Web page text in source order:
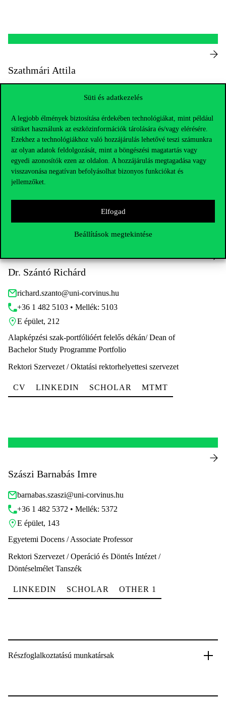
Süti és adatkezelés
A legjobb élmények biztosítása érdekében technológiákat, mint például
sütiket használunk az eszközinformációk tárolására és/vagy elérésére.
Ezekhez a technológiákhoz való hozzájárulás lehetővé teszi számunkra
az olyan adatok feldolgozását, mint a böngészési magatartás vagy
egyedi azonosítók ezen az oldalon. A hozzájárulás megtagadása vagy
visszavonása negatívan befolyásolhat bizonyos funkciókat és
jellemzőket.
Elfogad
Beállítások megtekintése
Szathmári Attila
E épület, 128
Adjunktus / Assistant Professor
Rektori Szervezet / Operáció és Döntés Intézet /
Döntéselmélet Tanszék
CV LINKEDIN
Dr. Szántó Richárd
richard.szanto@uni-corvinus.hu
+36 1 482 5103 • Mellék: 5103
E épület, 212
Alapképzési szak-portfólióért felelős dékán/ Dean of
Bachelor Study Programme Portfolio
Rektori Szervezet / Oktatási rektorhelyettesi szervezet
CV LINKEDIN SCHOLAR MTMT
Szászi Barnabás Imre
barnabas.szaszi@uni-corvinus.hu
+36 1 482 5372 • Mellék: 5372
E épület, 143
Egyetemi Docens / Associate Professor
Rektori Szervezet / Operáció és Döntés Intézet /
Döntéselmélet Tanszék
LINKEDIN SCHOLAR OTHER 1
Részfoglalkoztatású munkatársak